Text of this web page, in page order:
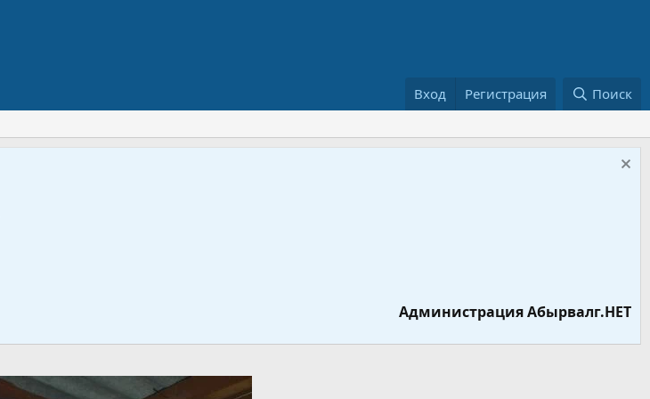
Вход Регистрация Поиск
Администрация Абырвалг.НЕТ